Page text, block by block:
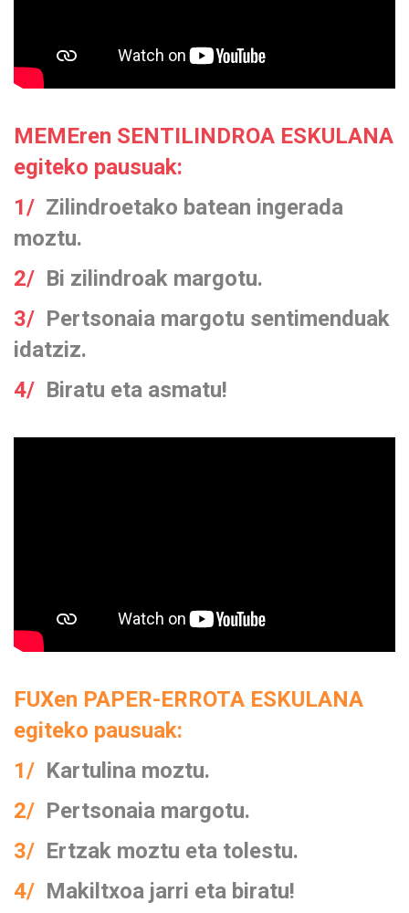
MEMEren SENTILINDROA ESKULANA
egiteko pausuak:
1/ Zilindroetako batean ingerada
moztu.
2/ Bi zilindroak margotu.
3/ Pertsonaia margotu sentimenduak
idatziz.
4/ Biratu eta asmatu!
FUXen PAPER-ERROTA ESKULANA
egiteko pausuak:
1/ Kartulina moztu.
2/ Pertsonaia margotu.
3/ Ertzak moztu eta tolestu.
4/ Makiltxoa jarri eta biratu!